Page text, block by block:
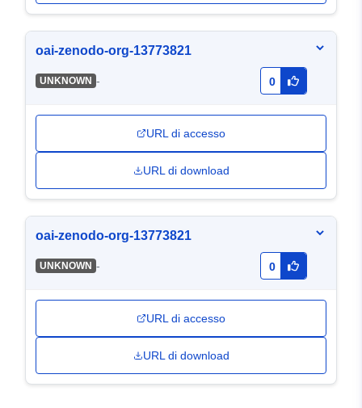
oai-zenodo-org-13773821
UNKNOWN - 0
URL di accesso
URL di download
oai-zenodo-org-13773821
UNKNOWN - 0
URL di accesso
URL di download